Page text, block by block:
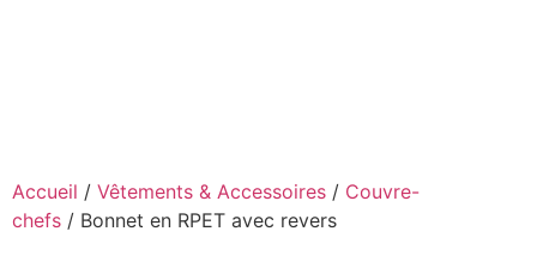
Accueil / Vêtements & Accessoires / Couvre-
chefs / Bonnet en RPET avec revers